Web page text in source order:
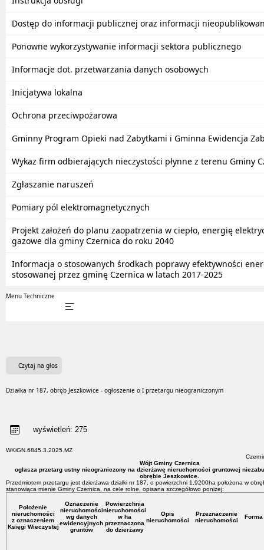
Dostęp do informacji publicznej oraz informacji
Ponowne wykorzystywanie informacji sektora publicznego
Informacje dot. przetwarzania danych osobowych
Inicjatywa lokalna
Ochrona przeciwpożarowa
Gminny Program Opieki nad Zabytkami i Gminna Ewidencja
Wykaz firm odbierających nieczystości płynne z terenu Gminy
Zgłaszanie naruszeń
Pomiary pól elektromagnetycznych
Projekt założeń do planu zaopatrzenia w ciepło, energię
gazowe dla gminy Czernica do roku 2040
Informacja o stosowanych środkach poprawy efektywności
stosowanej przez gminę Czernica w latach 2017-2025
Menu Techniczne
Czytaj na głos
Działka nr 187, obręb Jeszkowice - ogłoszenie o I przetargu nieograniczonym
wyświetleń: 275
WKiGN.6845.3.2025.MZ
Wójt Gminy Czernica
ogłasza przetarg ustny nieograniczony na dzierżawę nieruchomości gruntowej
obrębie Jeszkowice.
Przedmiotem przetargu jest dzierżawa działki nr 187, o powierzchni 1,9200ha położona w
stanowiąca mienie Gminy Czernica, na cele rolne, opisana szczegółowo poniżej:
Położenie
nieruchomości
z oznaczeniem
Księgi Wieczystej
Oznaczenie
nieruchomości
wg danych
ewidencyjnych
gruntów
Powierzchnia
nieruchomości
w ha
przeznaczona
do dzierżawy
Opis
nieruchomości
Przeznaczenie
nieruchomości